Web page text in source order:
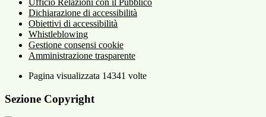
Dichiarazione di accessibilità
Obiettivi di accessibilità
Whistleblowing
Gestione consensi cookie
Amministrazione trasparente
Pagina visualizzata 14341 volte
Sezione Copyright